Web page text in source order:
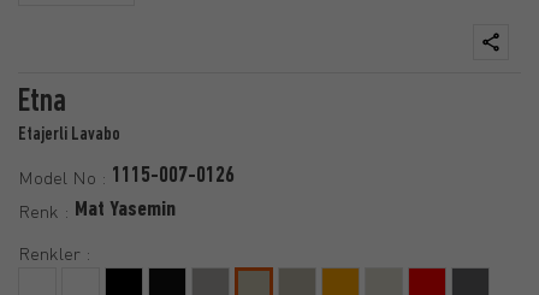
Etna
Etajerli Lavabo
Model No : 1115-007-0126
Renk : Mat Yasemin
Renkler :